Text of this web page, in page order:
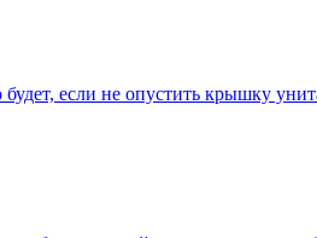
если не опустить крышку